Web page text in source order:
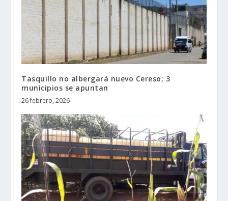
Tasquillo no albergará nuevo Cereso; 3
municipios se apuntan
26 febrero, 2026